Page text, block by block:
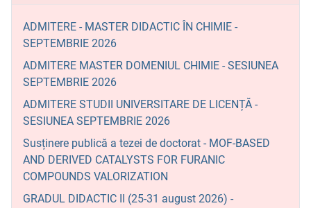
ADMITERE - MASTER DIDACTIC ÎN CHIMIE -
SEPTEMBRIE 2026
ADMITERE MASTER DOMENIUL CHIMIE - SESIUNEA
SEPTEMBRIE 2026
ADMITERE STUDII UNIVERSITARE DE LICENȚĂ -
SESIUNEA SEPTEMBRIE 2026
Susținere publică a tezei de doctorat - MOF-BASED
AND DERIVED CATALYSTS FOR FURANIC
COMPOUNDS VALORIZATION
GRADUL DIDACTIC II (25-31 august 2026) -